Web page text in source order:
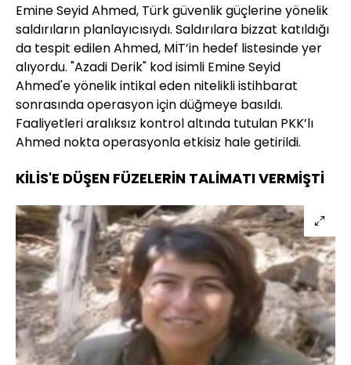
Emine Seyid Ahmed, Türk güvenlik güçlerine yönelik
saldırıların planlayıcısıydı. Saldırılara bizzat katıldığı
da tespit edilen Ahmed, MİT’in hedef listesinde yer
alıyordu. "Azadi Derik" kod isimli Emine Seyid
Ahmed'e yönelik intikal eden nitelikli istihbarat
sonrasında operasyon için düğmeye basıldı.
Faaliyetleri aralıksız kontrol altında tutulan PKK’lı
Ahmed nokta operasyonla etkisiz hale getirildi.
KİLİS'E DÜŞEN FÜZELERİN TALİMATI VERMİŞTİ